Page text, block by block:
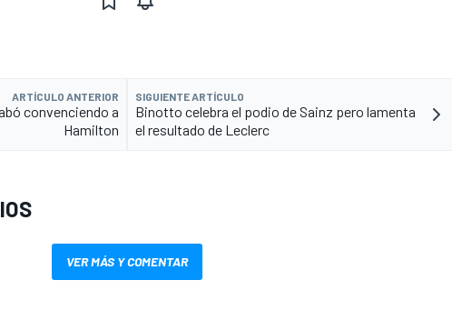
ARTÍCULO ANTERIOR
convenciendo a
Hamilton
SIGUIENTE ARTÍCULO
Binotto celebra el podio de Sainz pero lamenta
el resultado de Leclerc
VER MÁS Y COMENTAR